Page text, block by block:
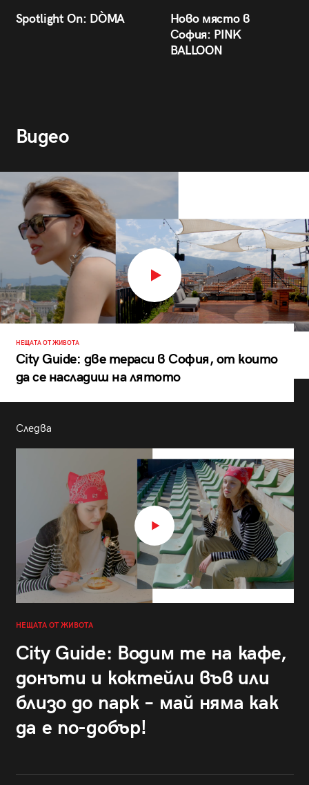
Spotlight On: DÒMA
Ново място в
София: PINK
BALLOON
Видео
НЕЩАТА ОТ ЖИВОТА
City Guide: две тераси в София, от които
да се насладиш на лятото
Следва
НЕЩАТА ОТ ЖИВОТА
City Guide: Водим те на кафе,
донъти и коктейли във или
близо до парк – май няма как
да е по-добър!